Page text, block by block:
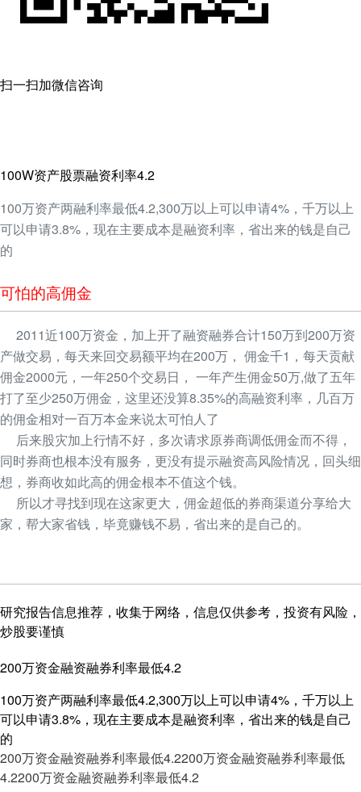
扫一扫加微信咨询
100W资产股票融资利率4.2
100万资产两融利率最低4.2,300万以上可以申请4%，千万以上
可以申请3.8%，现在主要成本是融资利率，省出来的钱是自己
的
可怕的高佣金
2011近100万资金，加上开了融资融券合计150万到200万资
产做交易，每天来回交易额平均在200万， 佣金千1，每天贡献
佣金2000元，一年250个交易日， 一年产生佣金50万,做了五年
打了至少250万佣金，这里还没算8.35%的高融资利率，几百万
的佣金相对一百万本金来说太可怕人了
后来股灾加上行情不好，多次请求原券商调低佣金而不得，
同时券商也根本没有服务，更没有提示融资高风险情况，回头细
想，券商收如此高的佣金根本不值这个钱。
所以才寻找到现在这家更大，佣金超低的券商渠道分享给大
家，帮大家省钱，毕竟赚钱不易，省出来的是自己的。
研究报告信息推荐，收集于网络，信息仅供参考，投资有风险，
炒股要谨慎
200万资金融资融券利率最低4.2
100万资产两融利率最低4.2,300万以上可以申请4%，千万以上
可以申请3.8%，现在主要成本是融资利率，省出来的钱是自己
的
200万资金融资融券利率最低4.2200万资金融资融券利率最低
4.2200万资金融资融券利率最低4.2